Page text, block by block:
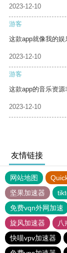
2023-12-10
游客
这款app就像我的娱
2023-12-10
游客
这款app的音乐资源
2023-12-10
友情链接
网站地图
坚果加速器
免费vqn外网加速
旋风加速器
八
快喵vpv加速器